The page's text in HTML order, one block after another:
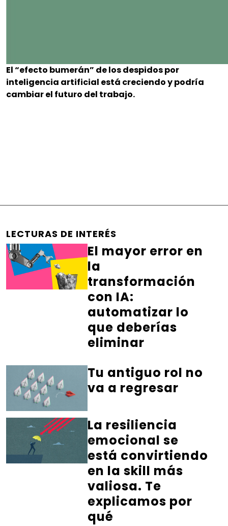
El “efecto bumerán” de los despidos por
inteligencia artificial está creciendo y podría
cambiar el futuro del trabajo.
LECTURAS DE INTERÉS
El mayor error en
la
transformación
con IA:
automatizar lo
que deberías
eliminar
Tu antiguo rol no
va a regresar
La resiliencia
emocional se
está convirtiendo
en la skill más
valiosa. Te
explicamos por
qué